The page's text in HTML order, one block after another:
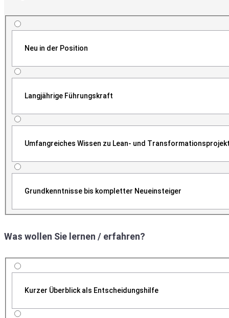
Neu in der Position
Langjährige Führungskraft
Umfangreiches Wissen zu Lean- und
Grundkenntnisse bis kompletter Neueinsteiger
Was wollen Sie lernen / erfahren?
Kurzer Überblick als Entscheidungshilfe